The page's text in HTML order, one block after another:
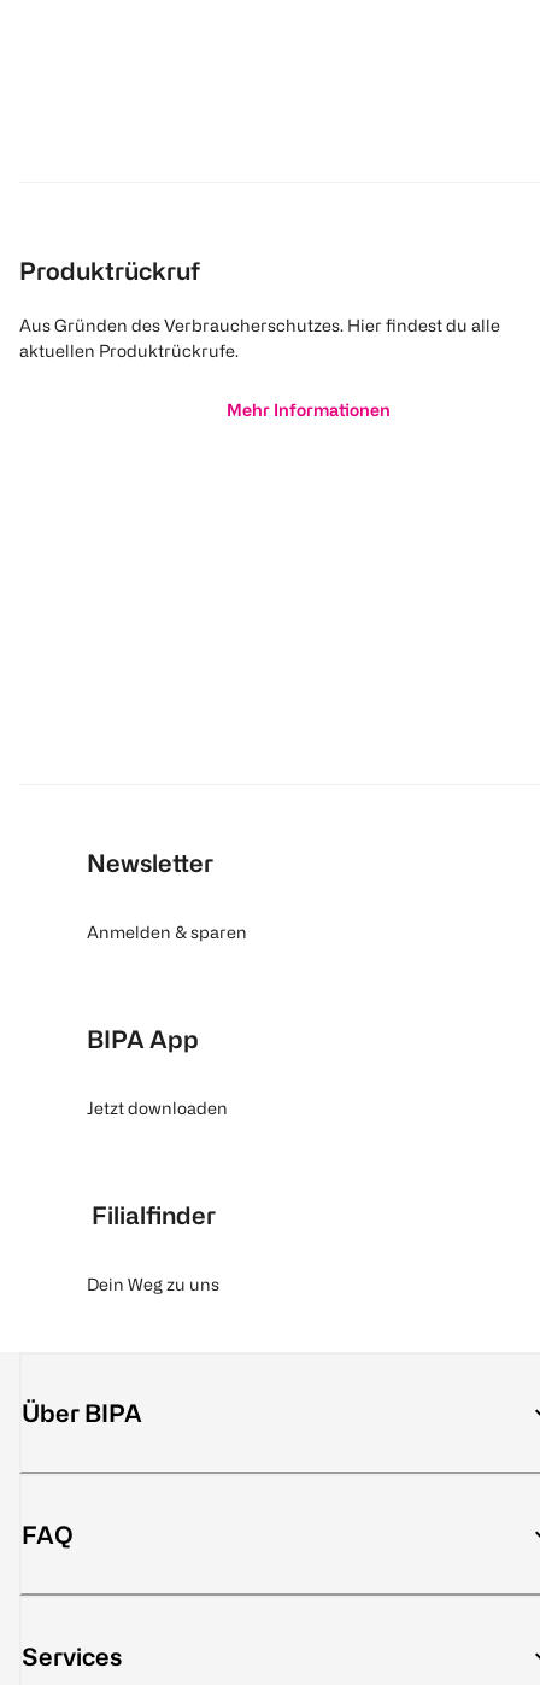
Produktrückruf
Aus Gründen des Verbraucherschutzes. Hier findest du alle
aktuellen Produktrückrufe.
Mehr Informationen
Newsletter
Anmelden & sparen
BIPA App
Jetzt downloaden
Filialfinder
Dein Weg zu uns
Über BIPA
FAQ
Services